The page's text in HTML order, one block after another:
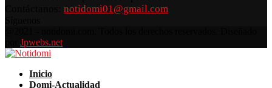
notidomi01@gmail.com
Jpwebs.net
Inicio
Domi-Actualidad